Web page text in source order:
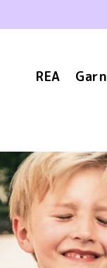
REA Garn